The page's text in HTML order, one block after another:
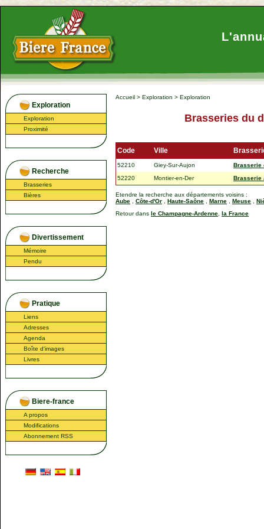
Exploration
Exploration
Proximité
Recherche
Brasseries
Bières
Divertissement
Mémoire
Pendu
Pratique
Liens
Adresses
Agenda
Boîte d'images
Livres
Biere-france
A propos
Modifications
Abonnement RSS
Accueil > Exploration > Exploration
Brasseries du
Code Ville
52210 Giey-Sur-Aujon
Brasserie
52220
Montier-en-Der Brasserie
Etendre la recherche aux départements voisins :
Aube
Côte-d'Or Haute-Saône Marne Meuse
Retour dans le Champagne-Ardenne la France